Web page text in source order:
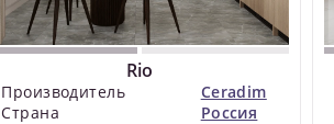
Rio
Производитель
Ceradim
Страна
Россия